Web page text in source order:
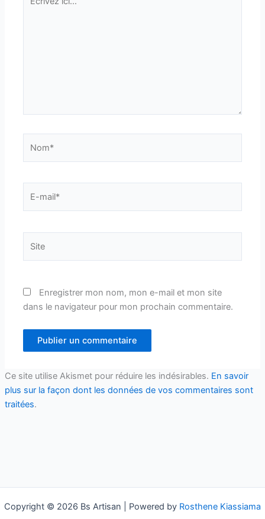
ici…
Enregistrer mon nom, mon e-mail et mon site
dans le navigateur pour mon prochain commentaire.
Ce site utilise Akismet pour réduire les indésirables. En savoir
plus sur la façon dont les données de vos commentaires sont
traitées.
Copyright © 2026 Bs Artisan | Powered by Rosthene Kiassiama